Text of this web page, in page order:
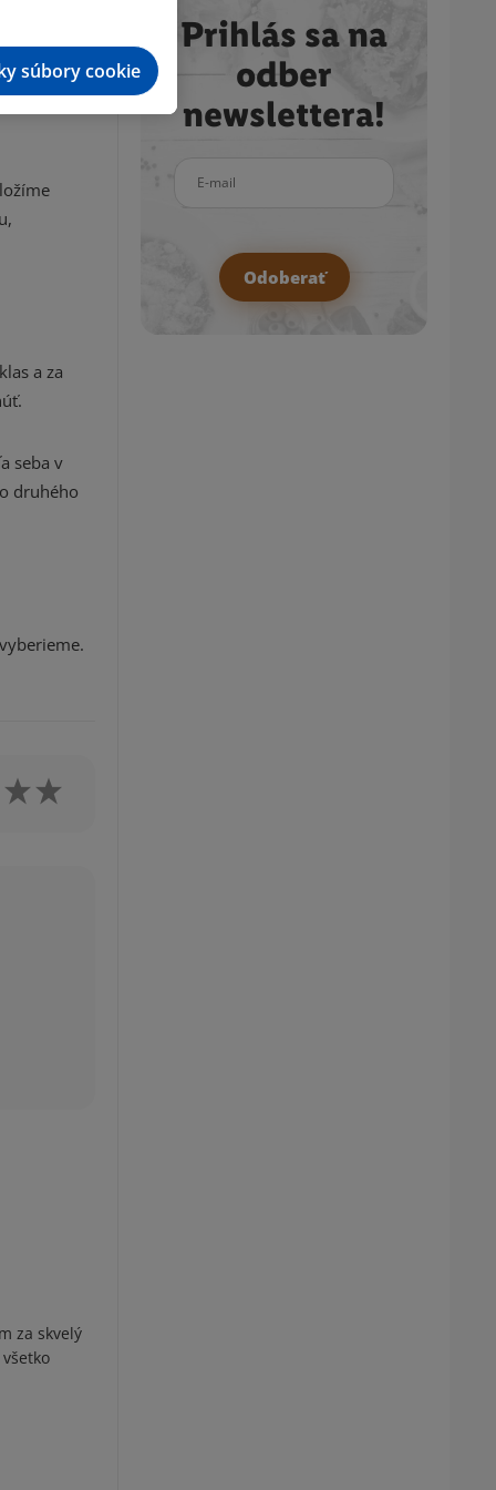
a za
seba v
druhého
za skvelý
Prihlás sa na
odber
newslettera!
Odoberať
súbory cookie